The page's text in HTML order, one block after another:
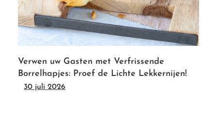
Verwen uw Gasten met Verfrissende
Borrelhapjes: Proef de Lichte Lekkernijen!
30 juli 2026